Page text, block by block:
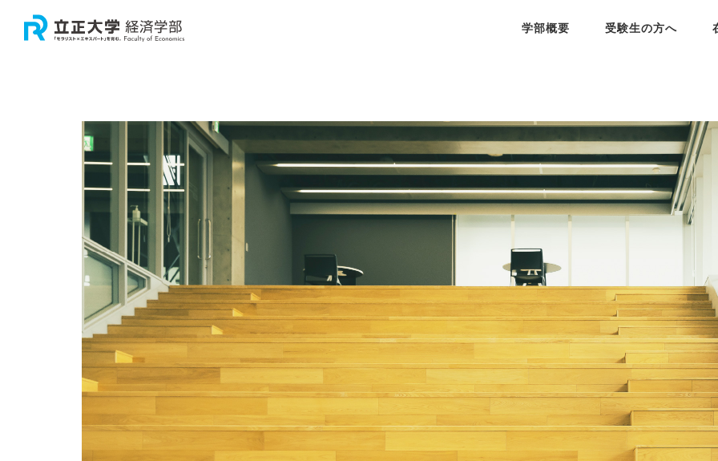
学部概要
教員紹介 授業紹介
学生課外学習プログラム
受験生の方へ
教員紹介 授業紹介
経済研究所
研究会 公開講座
経済学会
お知らせ一覧